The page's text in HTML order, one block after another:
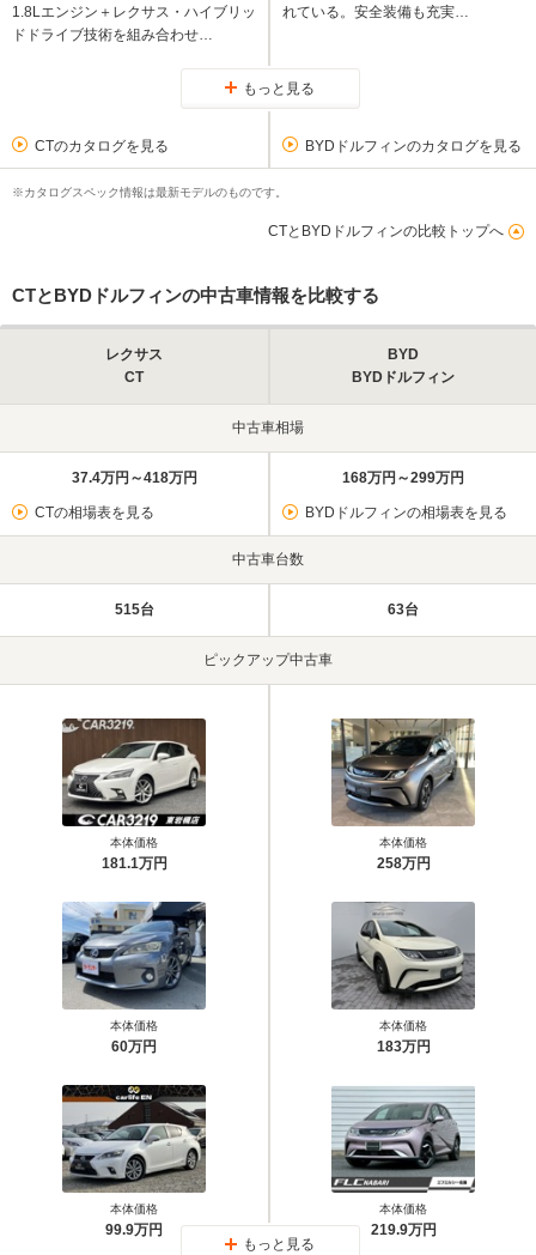
1.8Lエンジン＋レクサス・ハイブリッ
ドドライブ技術を組み合わせ…
れている。安全装備も充実…
もっと見る
CTのカタログを見る BYDドルフィンのカタログを見る
※カタログスペック情報は最新モデルのものです。
CTとBYDドルフィンの比較トップへ
CTとBYDドルフィンの中古車情報を比較する
レクサス
CT
BYD
BYDドルフィン
中古車相場
37.4万円～418万円
CTの相場表を見る
168万円～299万円
BYDドルフィンの相場表を見る
中古車台数
515台 63台
ピックアップ中古車
本体価格
181.1万円
本体価格
60万円
本体価格
99.9万円
本体価格
258万円
本体価格
183万円
本体価格
219.9万円
もっと見る